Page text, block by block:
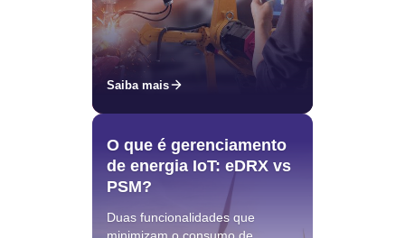
Saiba mais
O que é gerenciamento
de energia IoT: eDRX vs
PSM?
Duas funcionalidades que